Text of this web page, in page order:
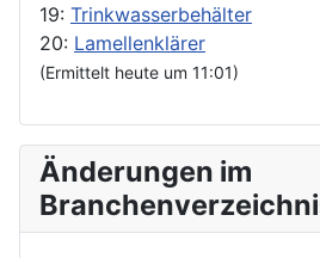
19: Trinkwasserbehälter
20: Lamellenklärer
(Ermittelt heute um 11:01)
Änderungen im